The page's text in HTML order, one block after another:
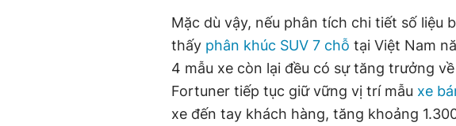
Mặc dù vậy, nếu phân tích chi tiết số liệu
thấy phân khúc SUV 7 chỗ tại Việt Nam
4 mẫu xe còn lại đều có sự tăng trưởng
Fortuner tiếp tục giữ vững vị trí mẫu xe
xe đến tay khách hàng, tăng khoảng